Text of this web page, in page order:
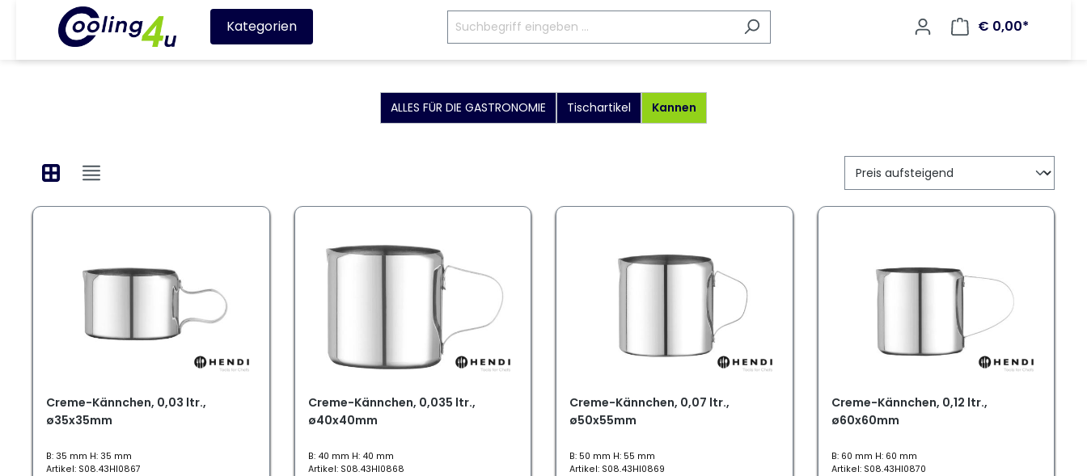
Kategorien € 0,00*
ALLES FÜR DIE GASTRONOMIE Tischartikel Kannen
Creme-Kännchen, 0,03 ltr.,
ø35x35mm
B: 35 mm H: 35 mm
Artikel: S08.43HI0867
Creme-Kännchen, 0,035 ltr.,
ø40x40mm
B: 40 mm H: 40 mm
Artikel: S08.43HI0868
Creme-Kännchen, 0,07 ltr.,
ø50x55mm
B: 50 mm H: 55 mm
Artikel: S08.43HI0869
Creme-Kännchen, 0,12 ltr.,
ø60x60mm
B: 60 mm H: 60 mm
Artikel: S08.43HI0870